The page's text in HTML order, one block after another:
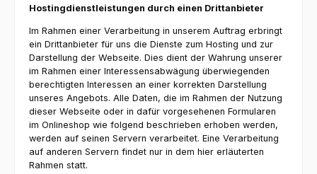
Hostingdienstleistungen durch einen Drittanbieter
Im Rahmen einer Verarbeitung in unserem Auftrag erbringt
ein Drittanbieter für uns die Dienste zum Hosting und zur
Darstellung der Webseite. Dies dient der Wahrung unserer
im Rahmen einer Interessensabwägung überwiegenden
berechtigten Interessen an einer korrekten Darstellung
unseres Angebots. Alle Daten, die im Rahmen der Nutzung
dieser Webseite oder in dafür vorgesehenen Formularen
im Onlineshop wie folgend beschrieben erhoben werden,
werden auf seinen Servern verarbeitet. Eine Verarbeitung
auf anderen Servern findet nur in dem hier erläuterten
Rahmen statt.